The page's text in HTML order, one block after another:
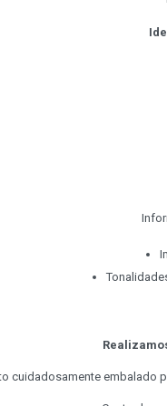
cuidadosamente embalado